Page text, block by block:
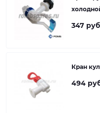
347
Кран
494